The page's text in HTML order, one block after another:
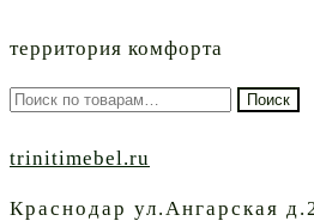
территория комфорта
Искать: Поиск
trinitimebel.ru
Краснодар ул.Ангарская